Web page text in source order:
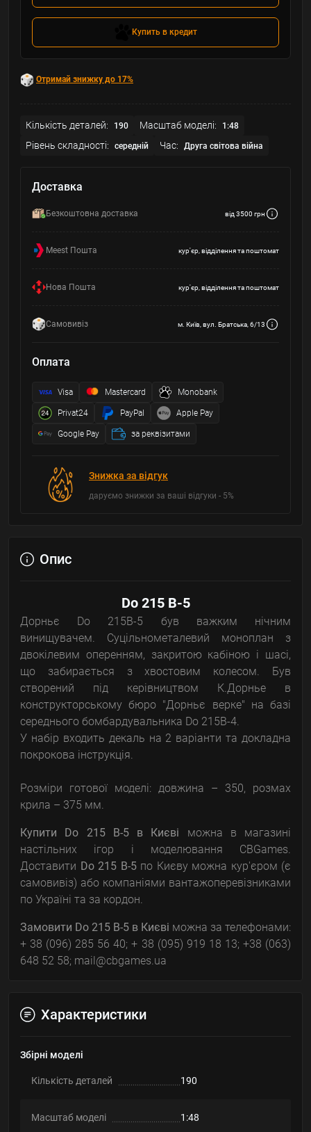
Купить в кредит
Отримай знижку до 17%
Кількість деталей: 190 Масштаб моделі: 1:48
Рівень складності: середній Час: Друга світова війна
Доставка
Безкоштовна доставка від 3500 грн
Meest Пошта кур'єр, відділення та поштомат
Нова Пошта кур'єр, відділення та поштомат
Самовивіз м. Київ, вул. Братська, 6/13
Оплата
Visa Mastercard Monobank
Privat24 PayPal Apple Pay
Google Pay за реквізитами
Знижка за відгук
даруємо знижки за ваші відгуки - 5%
Опис
Do 215 B-5
Дорньє Do 215B-5 був важким нічним
винищувачем. Суцільнометалевий моноплан з
двокілевим оперенням, закритою кабіною і шасі,
що забирається з хвостовим колесом. Був
створений під керівництвом К.Дорнье в
конструкторському бюро "Дорньє верке" на базі
середнього бомбардувальника Do 215В-4.
У набір входить декаль на 2 варіанти та докладна
покрокова інструкція.
Розміри готової моделі: довжина – 350, розмах
крила – 375 мм.
Купити Do 215 B-5 в Києві можна в магазині
настільних ігор і моделювання CBGames.
Доставити Do 215 B-5 по Києву можна кур'єром (є
самовивіз) або компаніями вантажоперевізниками
по Україні та за кордон.
Замовити Do 215 B-5 в Києві можна за телефонами:
+ 38 (096) 285 56 40; + 38 (095) 919 18 13; +38 (063)
648 52 58; mail@cbgames.ua
Характеристики
Збірні моделі
Кількість деталей 190
Масштаб моделі 1:48